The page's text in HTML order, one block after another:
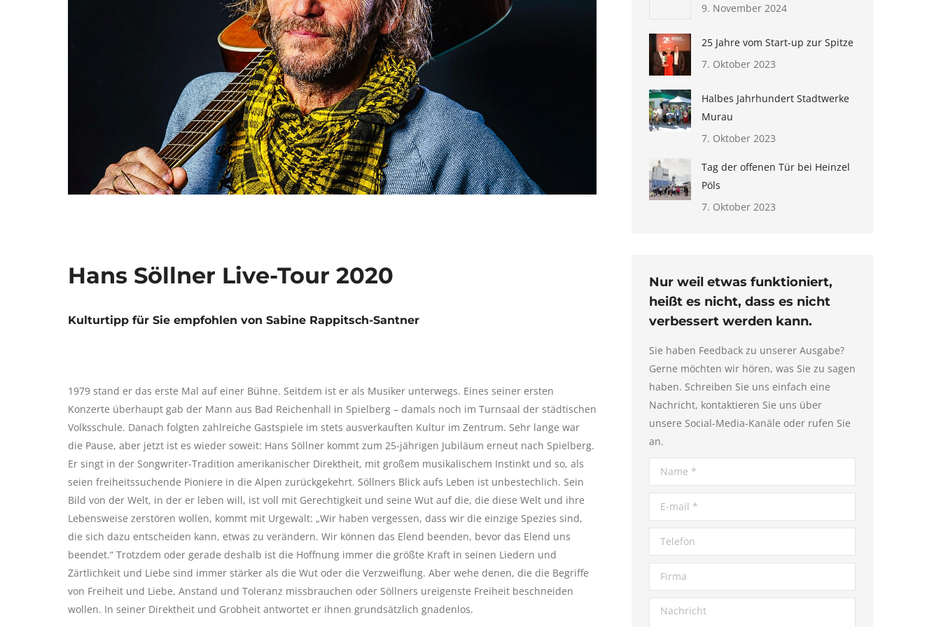
Hans Söllner Live-Tour 2020
Kulturtipp für Sie empfohlen von Sabine Rappitsch-Santner
1979 stand er das erste Mal auf einer Bühne. Seitdem ist er als Musiker unterwegs. Eines seiner ersten
Konzerte überhaupt gab der Mann aus Bad Reichenhall in Spielberg – damals noch im Turnsaal der städtischen
Volksschule. Danach folgten zahlreiche Gastspiele im stets ausverkauften Kultur im Zentrum. Sehr lange war
die Pause, aber jetzt ist es wieder soweit: Hans Söllner kommt zum 25-jährigen Jubiläum erneut nach Spielberg.
Er singt in der Songwriter-Tradition amerikanischer Direktheit, mit großem musikalischem Instinkt und so, als
seien freiheitssuchende Pioniere in die Alpen zurückgekehrt. Söllners Blick aufs Leben ist unbestechlich. Sein
Bild von der Welt, in der er leben will, ist voll mit Gerechtigkeit und seine Wut auf die, die diese Welt und ihre
Lebensweise zerstören wollen, kommt mit Urgewalt: „Wir haben vergessen, dass wir die einzige Spezies sind,
die sich dazu entscheiden kann, etwas zu verändern. Wir können das Elend beenden, bevor das Elend uns
beendet.“ Trotzdem oder gerade deshalb ist die Hoffnung immer die größte Kraft in seinen Liedern und
Zärtlichkeit und Liebe sind immer stärker als die Wut oder die Verzweiflung. Aber wehe denen, die die Begriffe
von Freiheit und Liebe, Anstand und Toleranz missbrauchen oder Söllners ureigenste Freiheit beschneiden
wollen. In seiner Direktheit und Grobheit antwortet er ihnen grundsätzlich gnadenlos.
9. November 2024
25 Jahre vom Start-up zur Spitze
7. Oktober 2023
Halbes Jahrhundert Stadtwerke
Murau
7. Oktober 2023
Tag der offenen Tür bei Heinzel
Pöls
7. Oktober 2023
Nur weil etwas funktioniert,
heißt es nicht, dass es nicht
verbessert werden kann.
Sie haben Feedback zu unserer Ausgabe?
Gerne möchten wir hören, was Sie zu sagen
haben. Schreiben Sie uns einfach eine
Nachricht, kontaktieren Sie uns über
unsere Social-Media-Kanäle oder rufen Sie
an.
Name *
E-mail *
Telefon
Firma
Nachricht